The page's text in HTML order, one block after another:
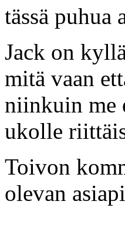
tässä puhua
Jack on
mitä vaan
niinkuin me
ukolle
Toivon
olevan